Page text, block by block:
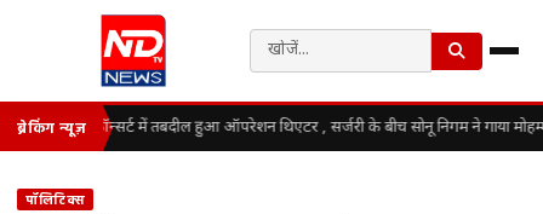
ब्रेकिंग न्यूज़ कॉन्सर्ट में तबदील हुआ ऑपरेशन थिएटर , सर्जरी के बीच सोनू निगम ने गाया
पॉलिटिक्स